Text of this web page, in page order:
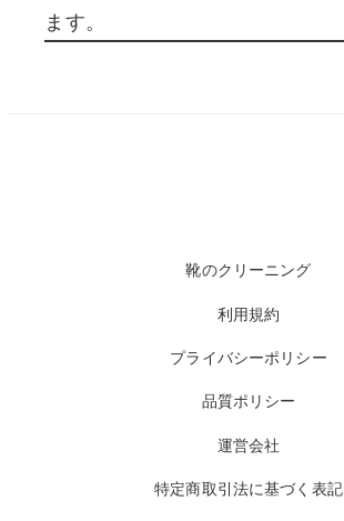
ます。
靴のクリーニング
利用規約
プライバシーポリシー
品質ポリシー
運営会社
特定商取引法に基づく表記